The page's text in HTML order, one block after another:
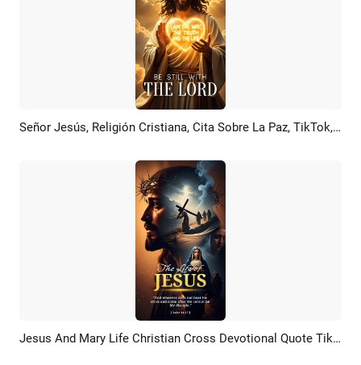
Previsualizar Crear IA Señor Jesús, Religión Cristiana, Cita Sobre La Paz, TikTok, Instagram, Reel
Previsualizar Crear IA Jesus And Mary Life Christian Cross Devotional Quote Tiktok Reel